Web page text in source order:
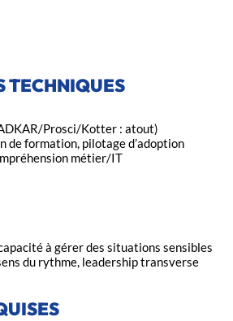
TECHNIQUES
Prosci/Kotter : atout)
de formation, pilotage d’adoption
métier/IT
à gérer des situations sensibles
du rythme, leadership transverse